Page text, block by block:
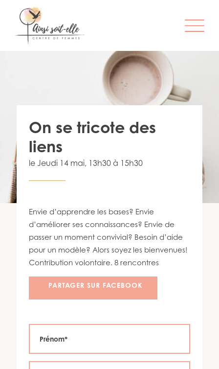
L’ORGANISME
SERVICES
ATELIERS & ACTIVITÉS
ÊTRE MEMBRE
INFO-LETTRE
450 447-3576
On se tricote des
liens
le Jeudi 14 mai, 13h30 à 15h30
Envie d’apprendre les bases? Envie
d’améliorer ses connaissances? Envie de
passer un moment convivial? Besoin d’aide
pour un modèle? Alors soyez les bienvenues!
Contribution volontaire. 8 rencontres
PARTAGER SUR FACEBOOK